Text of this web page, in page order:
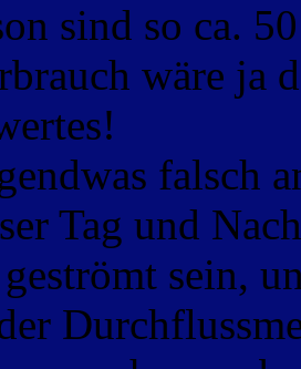
sind so ca.
wäre ja
falsch
Tag und
sein,